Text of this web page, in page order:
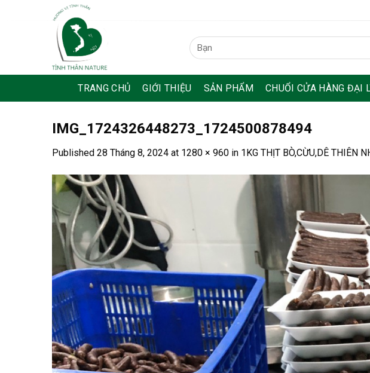
Tìm
kiếm:
TRANG CHỦ GIỚI THIỆU SẢN PHẨM CHUỔI CỬA HÀNG ĐẠI
IMG_1724326448273_1724500878494
Published 28 Tháng 8, 2024 at 1280 × 960 in 1KG THỊT BÒ,CỪU,DÊ THIÊN